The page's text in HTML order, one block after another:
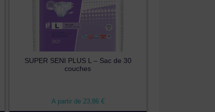
SUPER SENI PLUS L – Sac de 30
couches
A partir de 23,86 €